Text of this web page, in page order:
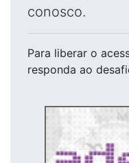
conosco.
Para liberar o
responda ao